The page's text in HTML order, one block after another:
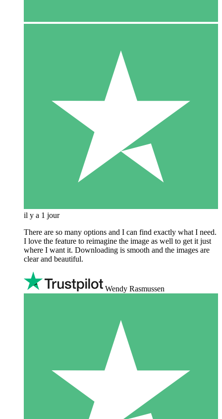
il y a 1 jour
There are so many options and I can find exactly what I need.
I love the feature to reimagine the image as well to get it just
where I want it. Downloading is smooth and the images are
clear and beautiful.
Wendy Rasmussen